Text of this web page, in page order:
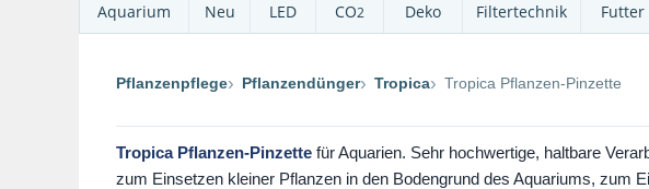
Aquarium Neu LED CO2 Deko Filtertechnik Futter
Pflanzenpflege Pflanzendünger Tropica Tropica Pflanzen-Pinzette
Tropica Pflanzen-Pinzette für Aquarien. Sehr hochwertige, haltbare
zum Einsetzen kleiner Pflanzen in den Bodengrund des Aquariums, zum